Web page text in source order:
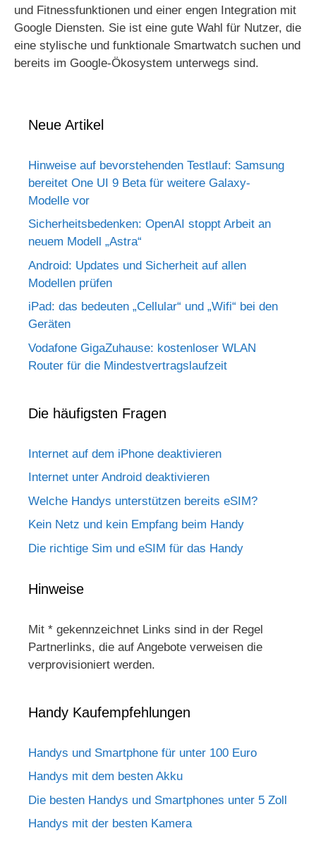
und Fitnessfunktionen und einer engen Integration mit
Google Diensten. Sie ist eine gute Wahl für Nutzer, die
eine stylische und funktionale Smartwatch suchen und
bereits im Google-Ökosystem unterwegs sind.
Neue Artikel
Hinweise auf bevorstehenden Testlauf: Samsung
bereitet One UI 9 Beta für weitere Galaxy-
Modelle vor
Sicherheitsbedenken: OpenAI stoppt Arbeit an
neuem Modell „Astra“
Android: Updates und Sicherheit auf allen
Modellen prüfen
iPad: das bedeuten „Cellular“ und „Wifi“ bei den
Geräten
Vodafone GigaZuhause: kostenloser WLAN
Router für die Mindestvertragslaufzeit
Die häufigsten Fragen
Internet auf dem iPhone deaktivieren
Internet unter Android deaktivieren
Welche Handys unterstützen bereits eSIM?
Kein Netz und kein Empfang beim Handy
Die richtige Sim und eSIM für das Handy
Hinweise
Mit * gekennzeichnet Links sind in der Regel
Partnerlinks, die auf Angebote verweisen die
verprovisioniert werden.
Handy Kaufempfehlungen
Handys und Smartphone für unter 100 Euro
Handys mit dem besten Akku
Die besten Handys und Smartphones unter 5 Zoll
Handys mit der besten Kamera